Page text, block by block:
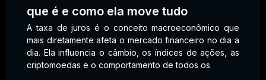
que é e como ela move tudo
A taxa de juros é o conceito macroeconômico que
mais diretamente afeta o mercado financeiro no dia a
dia. Ela influencia o câmbio, os índices de ações, as
criptomoedas e o comportamento de todos os